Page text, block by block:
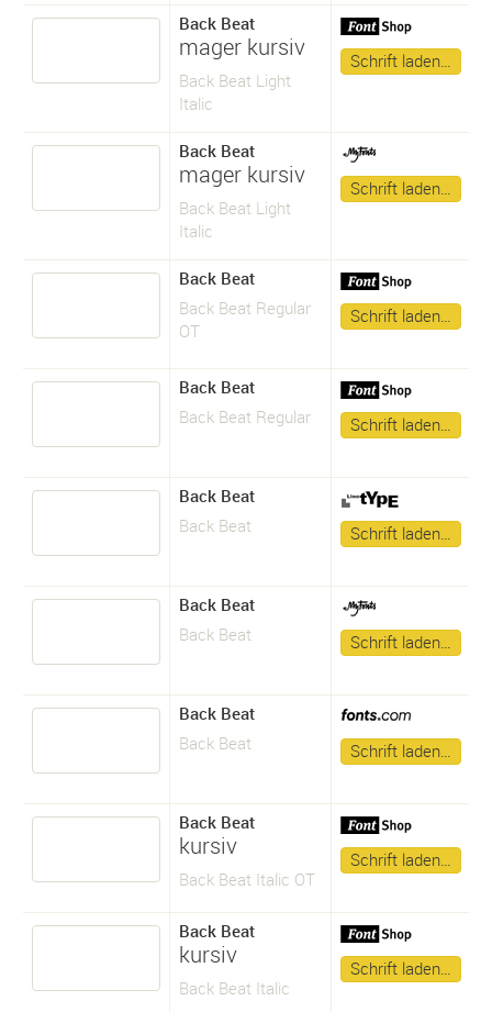
Back Beat
mager kursiv
Back Beat Light
Italic
Schrift laden…
Back Beat
mager kursiv
Back Beat Light
Italic
Schrift laden…
Back Beat
Back Beat Regular
OT
Schrift laden…
Back Beat
Back Beat Regular
Schrift laden…
Back Beat
Back Beat
Schrift laden…
Back Beat
Back Beat
Schrift laden…
Back Beat
Back Beat
Schrift laden…
Back Beat
kursiv
Back Beat Italic OT
Schrift laden…
Back Beat
kursiv
Back Beat Italic
Schrift laden…